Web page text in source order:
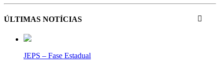
ÚLTIMAS NOTÍCIAS
JEPS – Fase Estadual